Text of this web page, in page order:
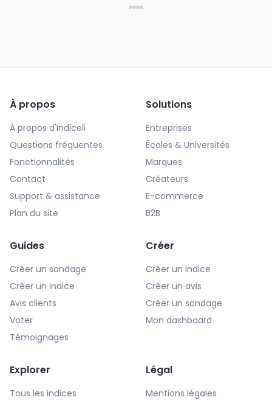
À propos
À propos d'Indiceli
Questions fréquentes
Fonctionnalités
Contact
Support & assistance
Plan du site
Solutions
Entreprises
Écoles & Universités
Marques
Créateurs
E-commerce
B2B
Guides
Créer un sondage
Créer un indice
Avis clients
Voter
Témoignages
Créer
Créer un indice
Créer un avis
Créer un sondage
Mon dashboard
Explorer
Tous les indices
Légal
Mentions légales